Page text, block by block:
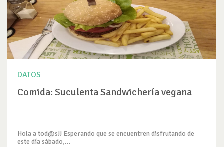
DATOS
Comida: Suculenta Sandwichería vegana
Hola a tod@s!! Esperando que se encuentren disfrutando de
este día sábado,...